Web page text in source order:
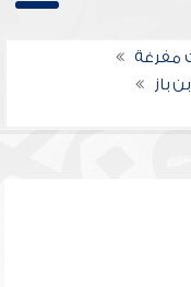
مفرغة
باز